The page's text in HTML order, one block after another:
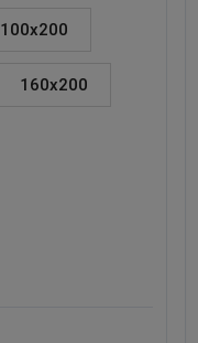
100x200
160x200